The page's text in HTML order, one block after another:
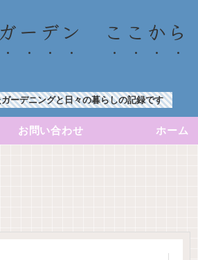
ーデン ここから
ーデニングと日々の暮らしの記録です
お問い合わせ ホーム